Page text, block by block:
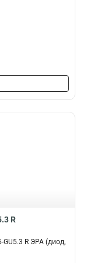
R
R ЭРА (диод,